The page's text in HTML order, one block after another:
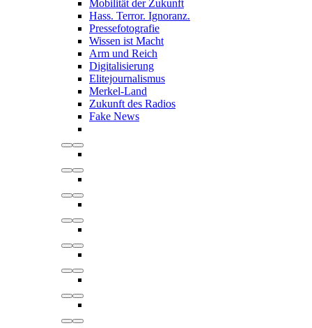
Mobilität der Zukunft
Hass. Terror. Ignoranz.
Pressefotografie
Wissen ist Macht
Arm und Reich
Digitalisierung
Elitejournalismus
Merkel-Land
Zukunft des Radios
Fake News